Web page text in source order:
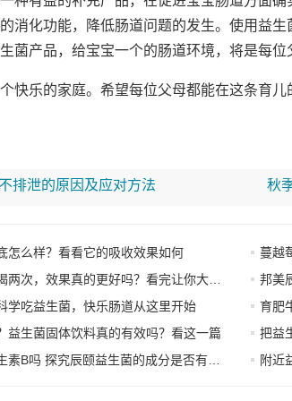
消化功能，降低肠道问题的发生。使用益
菌产品，给宝宝一个的肠道环境，将是每位
快乐的家庭。希望每位父母都能在这条育
排泄的原因及应对方法 秋
怎么样？看看它的吸收效果如何
蔓越
次，效果真的更好吗？看完让你大吃一惊
邦美
学吃益生菌，快乐肠道从这里开始
育肥
益生菌固体饮料真的有效吗？看这一篇
把益
B吗 探究辰颐益生菌的成分是否有维生素B
附近